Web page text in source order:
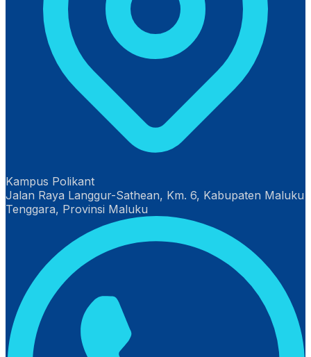
Kampus Polikant
Jalan Raya Langgur-Sathean, Km. 6, Kabupaten Maluku
Tenggara, Provinsi Maluku